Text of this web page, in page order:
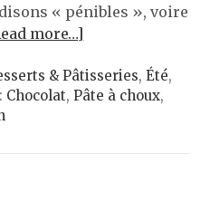
« pénibles », voire
more…]
& Pâtisseries,Été,
Chocolat,Pâte à choux,